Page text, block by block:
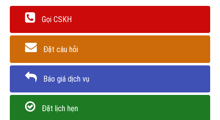
Gọi CSKH
Đặt câu hỏi
Báo giá dịch vụ
Đặt lịch hẹn